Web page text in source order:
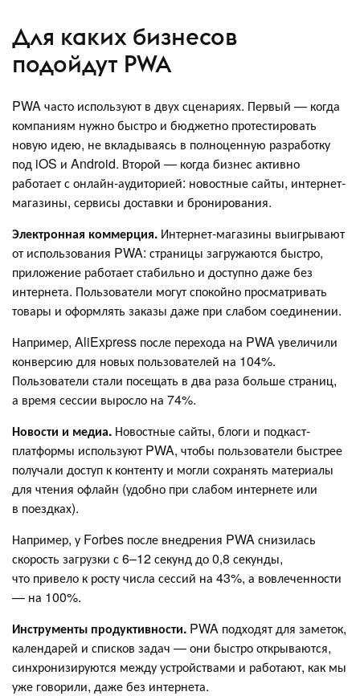
Для каких бизнесов
подойдут PWA
PWA часто используют в двух сценариях. Первый — когда
компаниям нужно быстро и бюджетно протестировать
новую идею, не вкладываясь в полноценную разработку
под iOS и Android. Второй — когда бизнес активно
работает с онлайн-аудиторией: новостные сайты, интернет-
магазины, сервисы доставки и бронирования.
Электронная коммерция. Интернет-магазины выигрывают
от использования PWA: страницы загружаются быстро,
приложение работает стабильно и доступно даже без
интернета. Пользователи могут спокойно просматривать
товары и оформлять заказы даже при слабом соединении.
Например, AliExpress после перехода на PWA увеличили
конверсию для новых пользователей на 104%.
Пользователи стали посещать в два раза больше страниц,
а время сессии выросло на 74%.
Новости и медиа. Новостные сайты, блоги и подкаст-
платформы используют PWA, чтобы пользователи быстрее
получали доступ к контенту и могли сохранять материалы
для чтения офлайн (удобно при слабом интернете или
в поездках).
Например, у Forbes после внедрения PWA снизилась
скорость загрузки с 6–12 секунд до 0,8 секунды,
что привело к росту числа сессий на 43%, а вовлеченности
— на 100%.
Инструменты продуктивности. PWA подходят для заметок,
календарей и списков задач — они быстро открываются,
синхронизируются между устройствами и работают, как мы
уже говорили, даже без интернета.